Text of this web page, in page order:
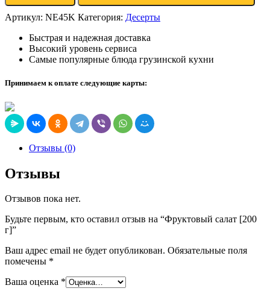
Артикул: NE45K Категория: Десерты
Быстрая и надежная доставка
Высокий уровень сервиса
Самые популярные блюда грузинской кухни
Принимаем к оплате следующие карты:
Отзывы (0)
Отзывы
Отзывов пока нет.
Будьте первым, кто оставил отзыв на “Фруктовый салат [200
г]”
Ваш адрес email не будет опубликован. Обязательные поля
помечены *
Ваша оценка *